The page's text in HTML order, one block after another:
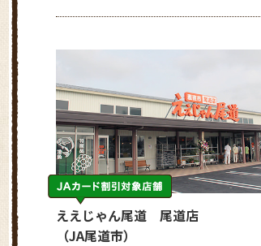
ええじゃん尾道 尾道店
（JA尾道市）